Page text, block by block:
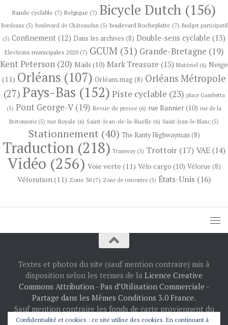
Bande cyclable (7) Belgique (7) Bicycle Dutch (156)
Bordeaux(5) boulevard de Châteaudun(5) boulevard Rocheplatte (7) Budget participatif
(5) Confinement (12) Dans les archives (8) Double-sens cyclable (13)
Elections municipales 2020(7) GCUM(31) Grande-Bretagne (19)
Kent Peterson (20) Mails (10) Mark Treasure (15) Matériel (6) Neige
(11) Orléans (107) Orléans.mag (8) Orléans Métropole
(27) Pays-Bas (152) Piste cyclable (23) place Gambetta
(5) Pont George-V(19) Revue de presse (6) rue Bannier(10) rue de la
Bretonnerie (5) rue Royale (6) Saint-Jean-de-la-Ruelle (6) Saint-Jean-le-Blanc (5)
Stationnement (40) The Ranty Highwayman(8)
Traduction (218) Tramway(5) Trottoir (17) VAE (14)
Vidéo (256) Voie verte (11) Vélo cargo (10) Vélorue (8)
Vélorution(11) Zone 30 (7) Zone de rencontre (5) États-Unis (16)
Textes et photos du site (sauf mention contraire) mis à
disposition selon les termes de la Licence Creative
Commons Attribution - Pas d’Utilisation Commerciale -
Partage dans les Mêmes Conditions 3.0 France.
Sauf mention contraire les fonds de carte proviennent du
projetOpenStreetMap: © les contributeurs
Confidentialité et cookies : ce site utilise des cookies. En continuant à